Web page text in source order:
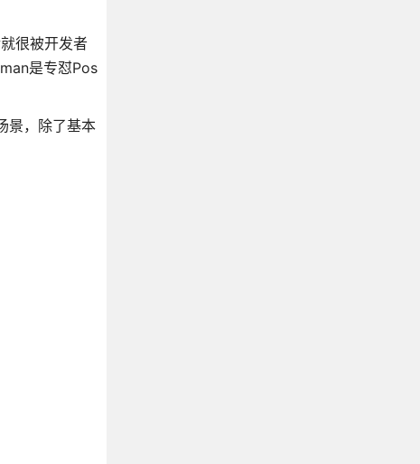
很被开发者
是专怼Pos
景，除了基本